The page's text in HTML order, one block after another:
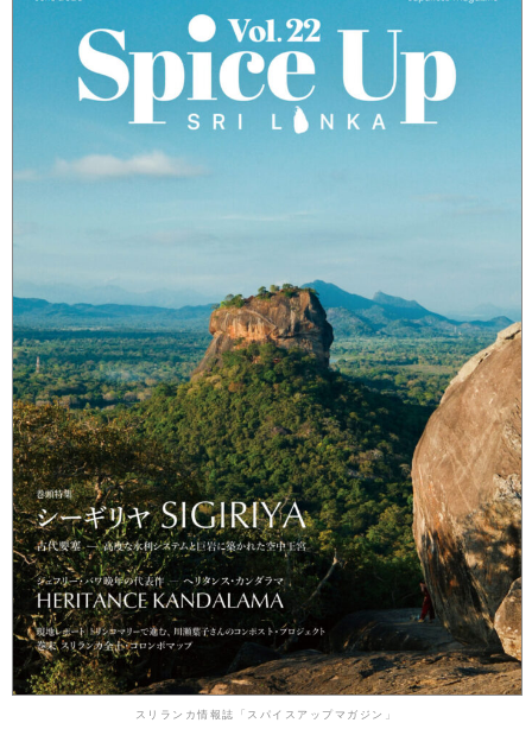
スリランカ情報誌「スパイスアップマガジン」